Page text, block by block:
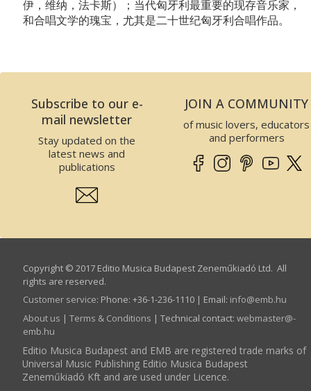
伊，维纳，法卡斯）；当代匈牙利最重要的现存音乐家，
和合唱文学的瑰宝，尤其是二十世纪匈牙利合唱作品。
Subscribe to our e-
mail newsletter
Stay updated on the
latest news and
publications
JOIN A COMMUNITY
of music lovers, educators
and performers
Copyright © 2017 Editio Musica Budapest Zeneműkiadó Ltd. All
rights are reserved.
Customer service: Phone: +36-1-236-1110 | Email: info­@­emb.hu
About us | Terms & Conditions | Technical contact: webmaster­@­
emb.hu
Editio Musica Budapest and EMB are registered trade marks of
Universal Music Publishing Editio Musica Budapest
Zeneműkiadó Kft and are used under Licence.